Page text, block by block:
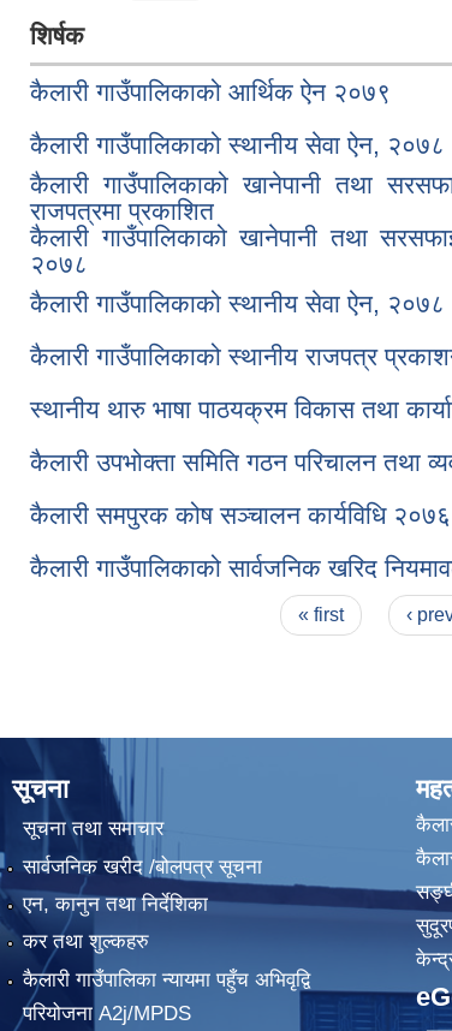
शिर्षक
कैलारी गाउँपालिकाको आर्थिक ऐन २०७९
कैलारी गाउँपालिकाको स्थानीय सेवा ऐन,
कैलारी गाउँपालिकाको खानेपानी तथा
राजपत्रमा प्रकाशित
कैलारी गाउँपालिकाको खानेपानी तथा
२०७८
कैलारी गाउँपालिकाको स्थानीय सेवा ऐन, २०७८
कैलारी गाउँपालिकाको स्थानीय राजपत्र
स्थानीय थारु भाषा पाठयक्रम विकास तथा
कैलारी उपभोक्ता समिति गठन परिचालन तथा
कैलारी समपुरक कोष सञ्चालन कार्यविधि २०७६
कैलारी गाउँपालिकाको सार्वजनिक खरिद
« first ‹
सूचना
सूचना तथा समाचार
सार्वजनिक खरीद /बोलपत्र सूचना
एन, कानुन तथा निर्देशिका
कर तथा शुल्कहरु
कैलारी गाउँपालिका न्यायमा पहुँच अभिवृद्वि
परियोजना A2j/MPDS